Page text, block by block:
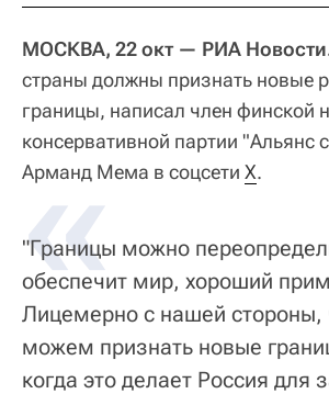
МОСКВА, 22 окт — РИА
страны должны признать новые
границы, написал член финской
консервативной партии "Альянс
Арманд Мема в соцсети X.
«
"Границы можно
обеспечит мир, хороший
Лицемерно с нашей стороны,
можем признать новые
когда это делает Россия для